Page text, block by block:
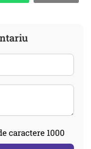
caractere 1000